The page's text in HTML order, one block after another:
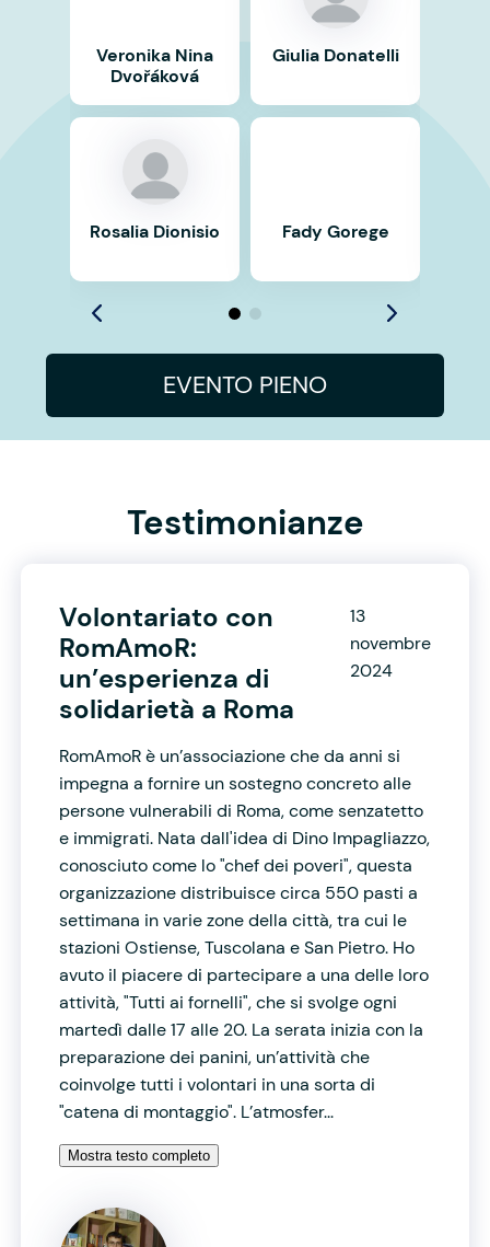
Veronika Nina
Dvořáková
Rosalia Dionisio
Giulia Donatelli
Fady Gorege
EVENTO PIENO
Testimonianze
Volontariato con
RomAmoR:
un’esperienza di
solidarietà a Roma
13
novembre
2024
RomAmoR è un’associazione che da anni si
impegna a fornire un sostegno concreto alle
persone vulnerabili di Roma, come senzatetto
e immigrati. Nata dall'idea di Dino Impagliazzo,
conosciuto come lo "chef dei poveri", questa
organizzazione distribuisce circa 550 pasti a
settimana in varie zone della città, tra cui le
stazioni Ostiense, Tuscolana e San Pietro. Ho
avuto il piacere di partecipare a una delle loro
attività, "Tutti ai fornelli", che si svolge ogni
martedì dalle 17 alle 20. La serata inizia con la
preparazione dei panini, un’attività che
coinvolge tutti i volontari in una sorta di
"catena di montaggio". L’atmosfer...
Mostra testo completo